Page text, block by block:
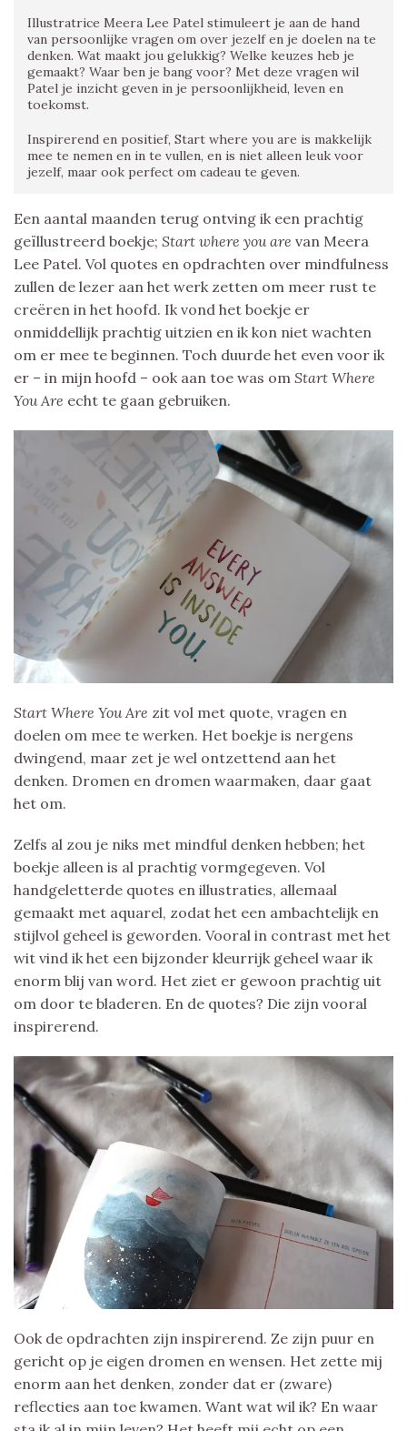
Illustratrice Meera Lee Patel stimuleert je aan de hand
van persoonlijke vragen om over jezelf en je doelen na te
denken. Wat maakt jou gelukkig? Welke keuzes heb je
gemaakt? Waar ben je bang voor? Met deze vragen wil
Patel je inzicht geven in je persoonlijkheid, leven en
toekomst.
Inspirerend en positief, Start where you are is makkelijk
mee te nemen en in te vullen, en is niet alleen leuk voor
jezelf, maar ook perfect om cadeau te geven.
Een aantal maanden terug ontving ik een prachtig
geïllustreerd boekje; Start where you are van Meera
Lee Patel. Vol quotes en opdrachten over mindfulness
zullen de lezer aan het werk zetten om meer rust te
creëren in het hoofd. Ik vond het boekje er
onmiddellijk prachtig uitzien en ik kon niet wachten
om er mee te beginnen. Toch duurde het even voor ik
er – in mijn hoofd – ook aan toe was om Start Where
You Are echt te gaan gebruiken.
Start Where You Are zit vol met quote, vragen en
doelen om mee te werken. Het boekje is nergens
dwingend, maar zet je wel ontzettend aan het
denken. Dromen en dromen waarmaken, daar gaat
het om.
Zelfs al zou je niks met mindful denken hebben; het
boekje alleen is al prachtig vormgegeven. Vol
handgeletterde quotes en illustraties, allemaal
gemaakt met aquarel, zodat het een ambachtelijk en
stijlvol geheel is geworden. Vooral in contrast met het
wit vind ik het een bijzonder kleurrijk geheel waar ik
enorm blij van word. Het ziet er gewoon prachtig uit
om door te bladeren. En de quotes? Die zijn vooral
inspirerend.
Ook de opdrachten zijn inspirerend. Ze zijn puur en
gericht op je eigen dromen en wensen. Het zette mij
enorm aan het denken, zonder dat er (zware)
reflecties aan toe kwamen. Want wat wil ik? En waar